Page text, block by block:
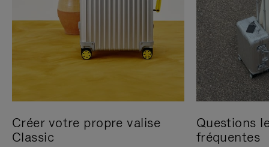
Créer votre propre valise
Classic
Questions
fréquentes